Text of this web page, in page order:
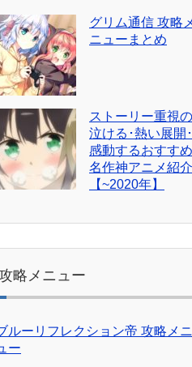
グリム通信 攻略
ニューまとめ
ストーリー重視の
泣ける･熱い展開･
感動するおすすめ
名作神アニメ紹介
【~2020年】
略メニュー
ルーリフレクション帝 攻略メニ
ー